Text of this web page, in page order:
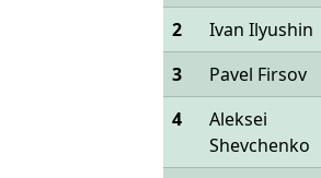
2
Ivan Ilyushin
3
Pavel Firsov
4
Aleksei
Shevchenko